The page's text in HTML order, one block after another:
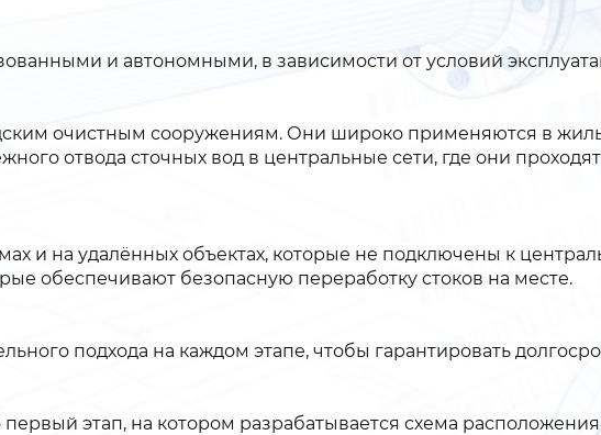
и автономными, в зависимости от условий
очистным сооружениям. Они широко применяются в
отвода сточных вод в центральные сети, где они
и на удалённых объектах, которые не подключены к
обеспечивают безопасную переработку стоков на месте.
подхода на каждом этапе, чтобы гарантировать
этап, на котором разрабатывается схема